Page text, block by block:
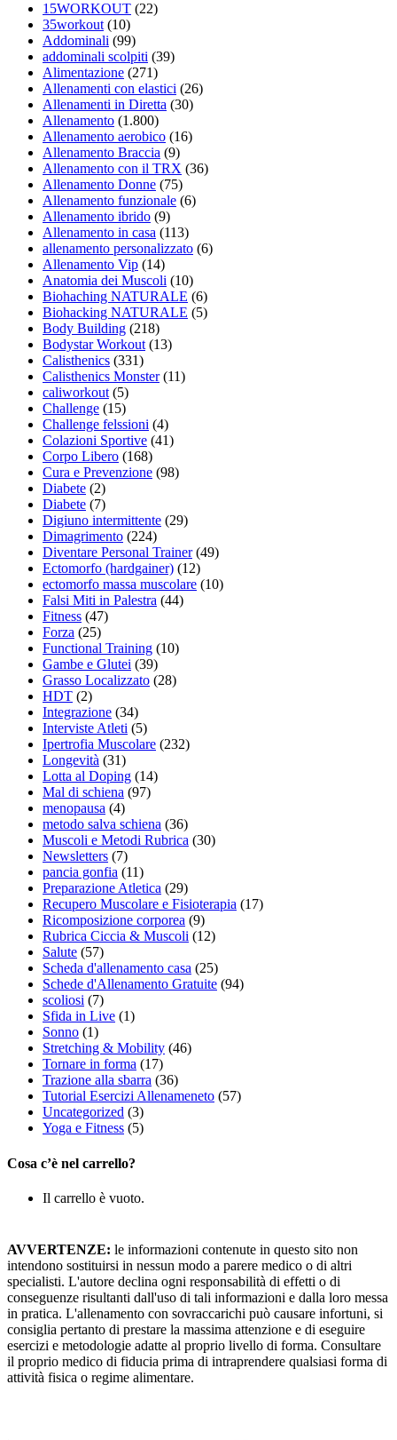
15WORKOUT (22)
35workout (10)
Addominali (99)
addominali scolpiti (39)
Alimentazione (271)
Allenamenti con elastici (26)
Allenamenti in Diretta (30)
Allenamento (1.800)
Allenamento aerobico (16)
Allenamento Braccia (9)
Allenamento con il TRX (36)
Allenamento Donne (75)
Allenamento funzionale (6)
Allenamento ibrido (9)
Allenamento in casa (113)
allenamento personalizzato (6)
Allenamento Vip (14)
Anatomia dei Muscoli (10)
Biohaching NATURALE (6)
Biohacking NATURALE (5)
Body Building (218)
Bodystar Workout (13)
Calisthenics (331)
Calisthenics Monster(11)
caliworkout (5)
Challenge (15)
Challenge felssioni (4)
Colazioni Sportive (41)
Corpo Libero (168)
Cura e Prevenzione (98)
Diabete (2)
Diabete (7)
Digiuno intermittente (29)
Dimagrimento (224)
Diventare Personal Trainer(49)
Ectomorfo (hardgainer) (12)
ectomorfo massa muscolare (10)
Falsi Miti in Palestra (44)
Fitness (47)
Forza (25)
Functional Training (10)
Gambe e Glutei (39)
Grasso Localizzato (28)
HDT (2)
Integrazione (34)
Interviste Atleti (5)
Ipertrofia Muscolare (232)
Longevità (31)
Lotta al Doping (14)
Mal di schiena (97)
menopausa (4)
metodo salva schiena (36)
Muscoli e Metodi Rubrica (30)
Newsletters (7)
pancia gonfia (11)
Preparazione Atletica (29)
Recupero Muscolare e Fisioterapia (17)
Ricomposizione corporea (9)
Rubrica Ciccia & Muscoli (12)
Salute (57)
Scheda d'allenamento casa (25)
Schede d'Allenamento Gratuite (94)
scoliosi (7)
Sfida in Live (1)
Sonno (1)
Stretching & Mobility (46)
Tornare in forma (17)
Trazione alla sbarra (36)
Tutorial Esercizi Allenameneto (57)
Uncategorized (3)
Yoga e Fitness (5)
Cosa c’è nel carrello?
Il carrello è vuoto.
AVVERTENZE: le informazioni contenute in questo sito non
intendono sostituirsi in nessun modo a parere medico o di altri
specialisti. L'autore declina ogni responsabilità di effetti o di
conseguenze risultanti dall'uso di tali informazioni e dalla loro messa
in pratica. L'allenamento con sovraccarichi può causare infortuni, si
consiglia pertanto di prestare la massima attenzione e di eseguire
esercizi e metodologie adatte al proprio livello di forma. Consultare
il proprio medico di fiducia prima di intraprendere qualsiasi forma di
attività fisica o regime alimentare.